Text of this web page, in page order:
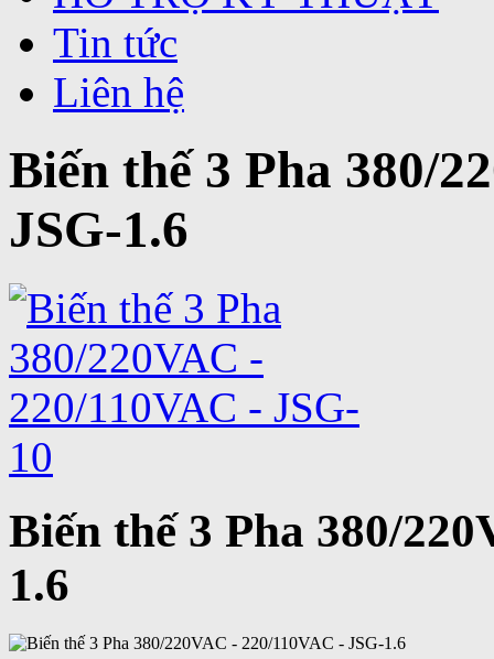
Tin tức
Liên hệ
Biến thế 3 Pha 380/
JSG-1.6
Biến thế 3 Pha 380/
1.6